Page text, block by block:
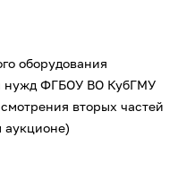
оборудования
нужд ФГБОУ ВО КубГМУ
вторых частей
аукционе)